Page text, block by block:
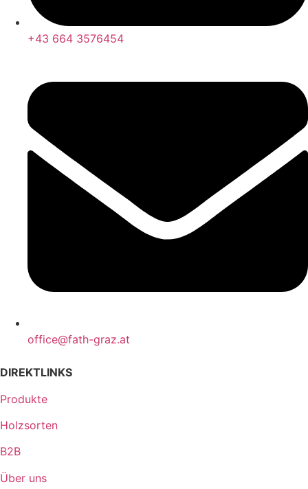
+43 664 3576454
office@fath-graz.at
DIREKTLINKS
Produkte
Holzsorten
B2B
Über uns